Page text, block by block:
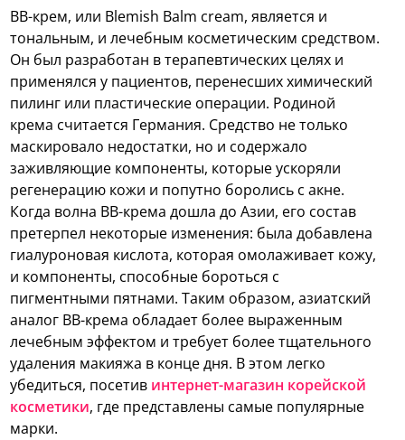
ВВ-крем, или Blemish Balm cream, является и
тональным, и лечебным косметическим средством.
Он был разработан в терапевтических целях и
применялся у пациентов, перенесших химический
пилинг или пластические операции. Родиной
крема считается Германия. Средство не только
маскировало недостатки, но и содержало
заживляющие компоненты, которые ускоряли
регенерацию кожи и попутно боролись с акне.
Когда волна ВВ-крема дошла до Азии, его состав
претерпел некоторые изменения: была добавлена
гиалуроновая кислота, которая омолаживает кожу,
и компоненты, способные бороться с
пигментными пятнами. Таким образом, азиатский
аналог ВВ-крема обладает более выраженным
лечебным эффектом и требует более тщательного
удаления макияжа в конце дня. В этом легко
убедиться, посетив интернет-магазин корейской
косметики, где представлены самые популярные
марки.